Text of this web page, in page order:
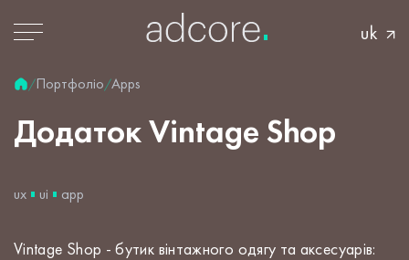
uk
/Портфоліо/Apps
ДодатокVintage Shop
ux ui app
Vintage Shop - бутик вінтажного одягу та аксесуарів: